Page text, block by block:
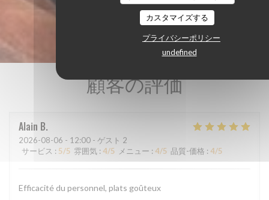
カスタマイズする
プライバシーポリシー
undefined
顧客の評価
Alain B
2026-08-06 - 12:00 - ゲスト 2
サービス : 5/5 雰囲気 : 4/5 メニュー : 4/5 品質-価格 : 4/5
Efficacité du personnel, plats goûteux